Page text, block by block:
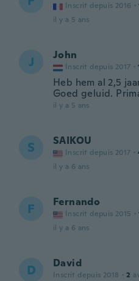
Inscrit depuis 2016 ·
il y a 5 ans
J John
Inscrit depuis 2017 ·
Heb hem al 2,5
Goed geluid. Prima
il y a 5 ans
S SAIKOU
Inscrit depuis 2017 ·
il y a 6 ans
F Fernando
Inscrit depuis 2015 ·
il y a 6 ans
D David
Inscrit depuis 2018 · 2